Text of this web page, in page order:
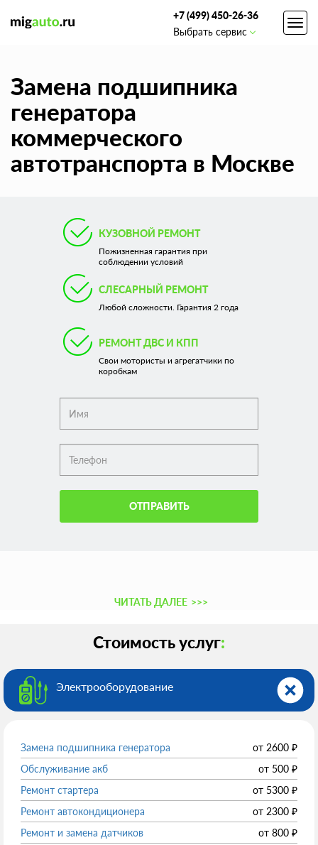
+7 (499) 450-26-36
Выбрать сервис
Замена подшипника
генератора
коммерческого
автотранспорта в Москве
КУЗОВНОЙ РЕМОНТ
Пожизненная гарантия при
соблюдении условий
СЛЕСАРНЫЙ РЕМОНТ
Любой сложности. Гарантия 2 года
РЕМОНТ ДВС И КПП
Свои мотористы и агрегатчики по
коробкам
ОТПРАВИТЬ
ЧИТАТЬ ДАЛЕЕ >>>
Стоимость услуг:
Электрооборудованиe
Замена подшипника генератора от 2600 ₽
Обслуживание акб
от 500 ₽
Ремонт стартера
от 5300 ₽
Ремонт автокондиционера
от 2300 ₽
Ремонт и замена датчиков
от 800 ₽